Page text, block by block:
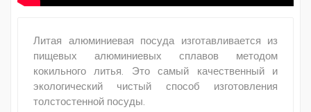
Литая алюминиевая посуда изготавливается из
пищевых алюминиевых сплавов методом
кокильного литья. Это самый качественный и
экологический чистый способ изготовления
толстостенной посуды.